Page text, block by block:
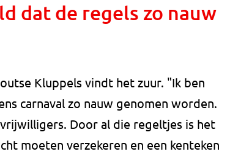
dat de regels zo nauw
Kluppels vindt het zuur. "Ik ben
carnaval zo nauw genomen worden.
Door al die regeltjes is het
moeten verzekeren en een kenteken